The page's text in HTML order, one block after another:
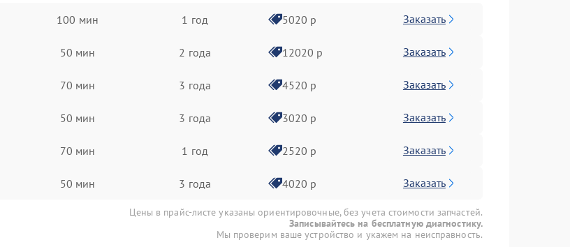
100 мин 1 год 5020 р Заказать
50 мин 2 года 12020 р Заказать
70 мин 3 года 4520 р Заказать
50 мин 3 года 3020 р Заказать
70 мин 1 год 2520 р Заказать
50 мин 3 года 4020 р Заказать
Цены в прайс-листе указаны ориентировочные, без учета стоимости запчастей.
Записывайтесь на бесплатную диагностику.
Мы проверим ваше устройство и укажем на неисправность.